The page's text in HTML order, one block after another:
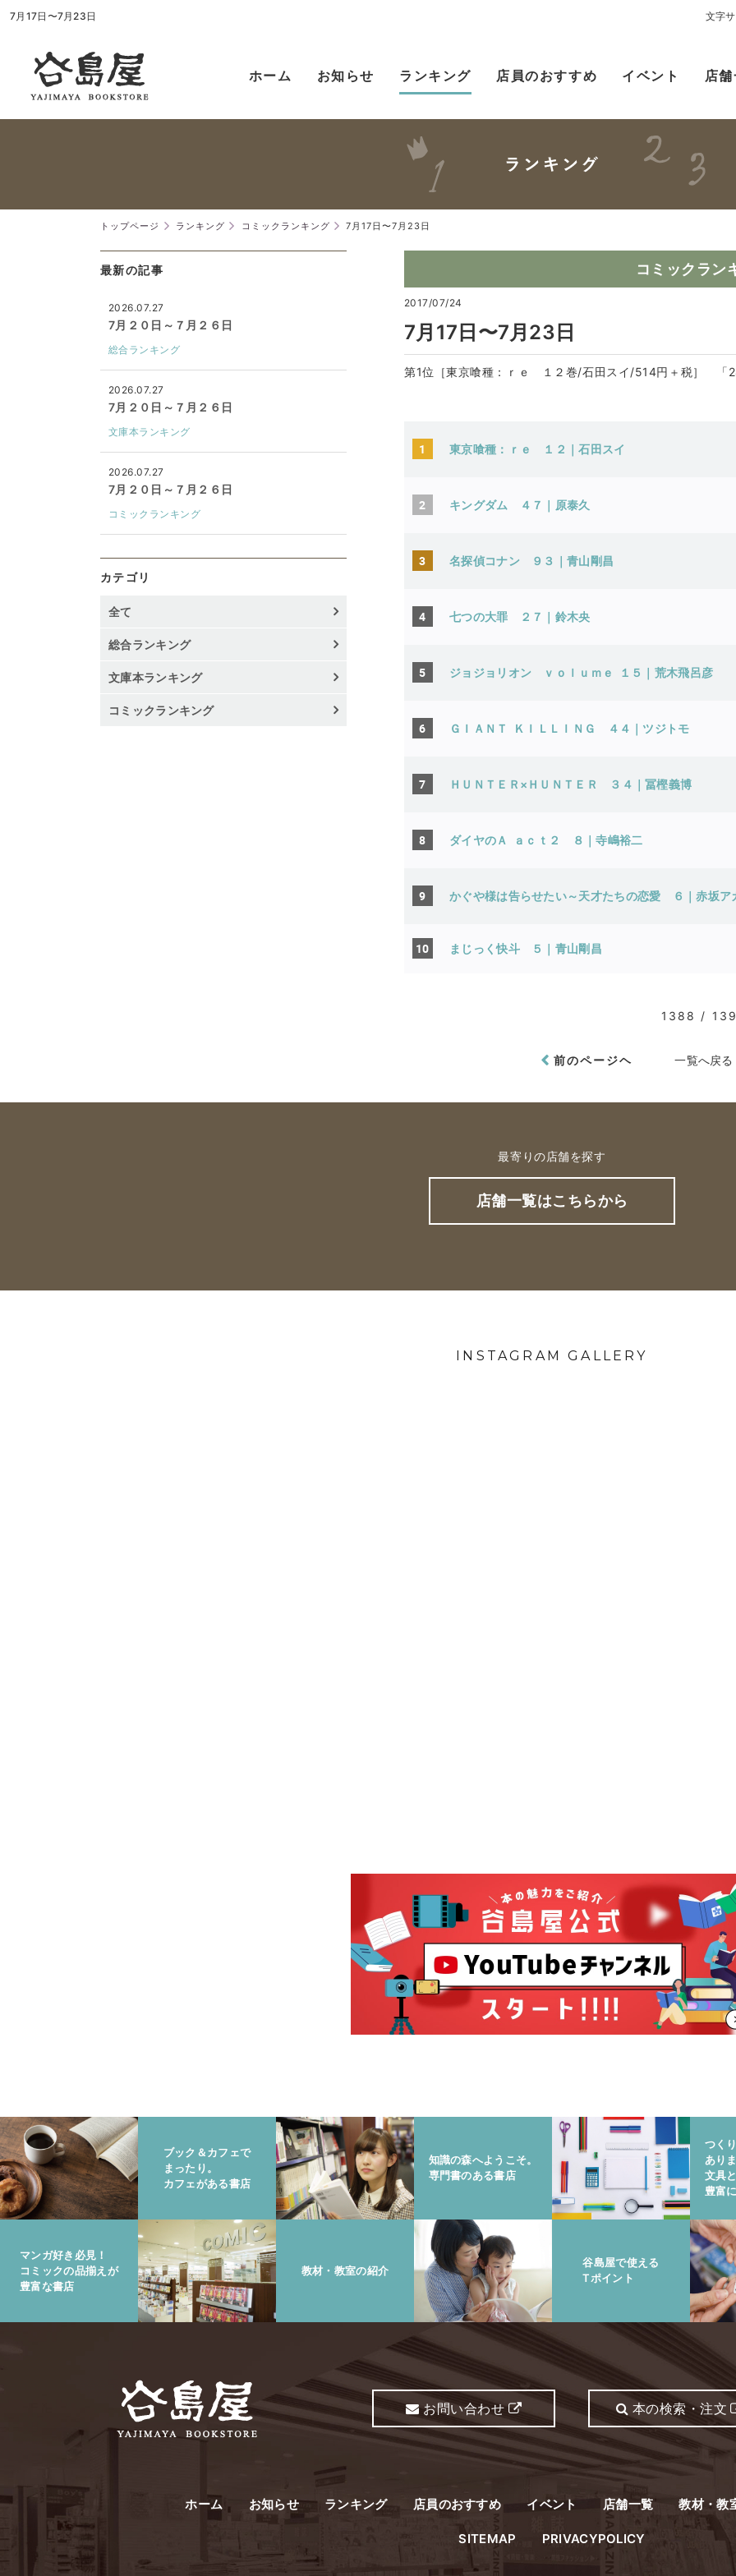
7月17日〜7月23日 文字
ホーム お知らせ ランキング 店員のおすすめ イベント 店
トップページ ランキング コミックランキング 7月17日〜7月23日
コミックラン
2017/07/24
7月17日〜7月23日
第1位［東京喰種：ｒｅ １２巻/石田スイ/514円＋税］ 「
1 東京喰種：ｒｅ １２｜石田スイ
2 キングダム ４７｜原泰久
3 名探偵コナン ９３｜青山剛昌
4 七つの大罪 ２７｜鈴木央
5 ジョジョリオン ｖｏｌｕｍｅ １５｜荒木飛呂彦
6 ＧＩＡＮＴ ＫＩＬＬＩＮＧ ４４｜ツジトモ
7 ＨＵＮＴＥＲ×ＨＵＮＴＥＲ ３４｜冨樫義博
8 ダイヤのＡ ａｃｔ２ ８｜寺嶋裕二
9 かぐや様は告らせたい～天才たちの恋愛 ６｜赤坂
10 まじっく快斗 ５｜青山剛昌
1388 /
前のページヘ 一覧へ戻る
最新の記事
2026.07.27
7月２０日～７月２６日
総合ランキング
2026.07.27
7月２０日～７月２６日
文庫本ランキング
2026.07.27
7月２０日～７月２６日
コミックランキング
カテゴリ
全て
総合ランキング
文庫本ランキング
コミックランキング
最寄りの店舗を探す
店舗一覧はこちらから
INSTAGRAM GALLERY
ブック＆カフェで
まったり。
カフェがある書店
知識の森へようこそ。
専門書のある書店
つく
あり
文具
豊富
マンガ好き必見！
コミックの品揃えが
豊富な書店
教材・教室の紹介
谷島屋で使える
Tポイント
お問い合わせ 本の検索・注文
ホーム お知らせ ランキング 店員のおすすめ イベント 店舗一覧 教材・教
SITEMAP PRIVACYPOLICY